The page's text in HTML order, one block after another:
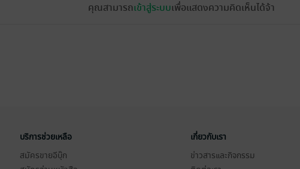
คุณสามารถเข้าสู่ระบบเพื่อแสดงความคิดเห็นได้จ้า
บริการช่วยเหลือ
สมัครขายอีบุ๊ก
เกี่ยวกับเรา
ข่าวสารและกิจกรรม